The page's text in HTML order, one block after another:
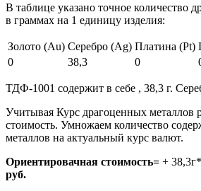
В таблице указано точное количество
в граммах на 1 единицу изделия:
Золото (Au) Серебро (Ag) Платина (Pt)
0
38,3 0
ТДФ-1001 содержит в себе , 38,3 г.
Учитывая Курс драгоценных металлов
стоимость. Умножаем количество
металлов на актуальный курс валют.
Ориентировачная стоимость= +
руб.